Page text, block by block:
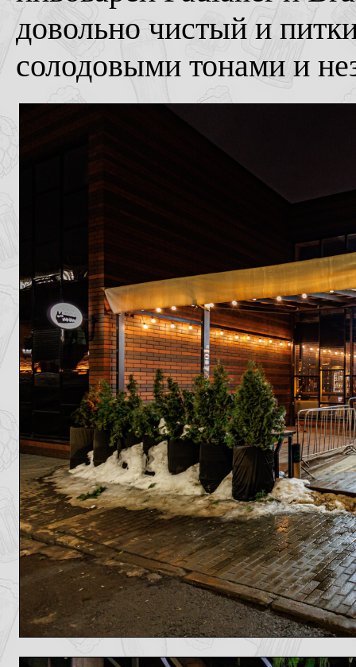
довольно чистый и
солодовыми тонами и